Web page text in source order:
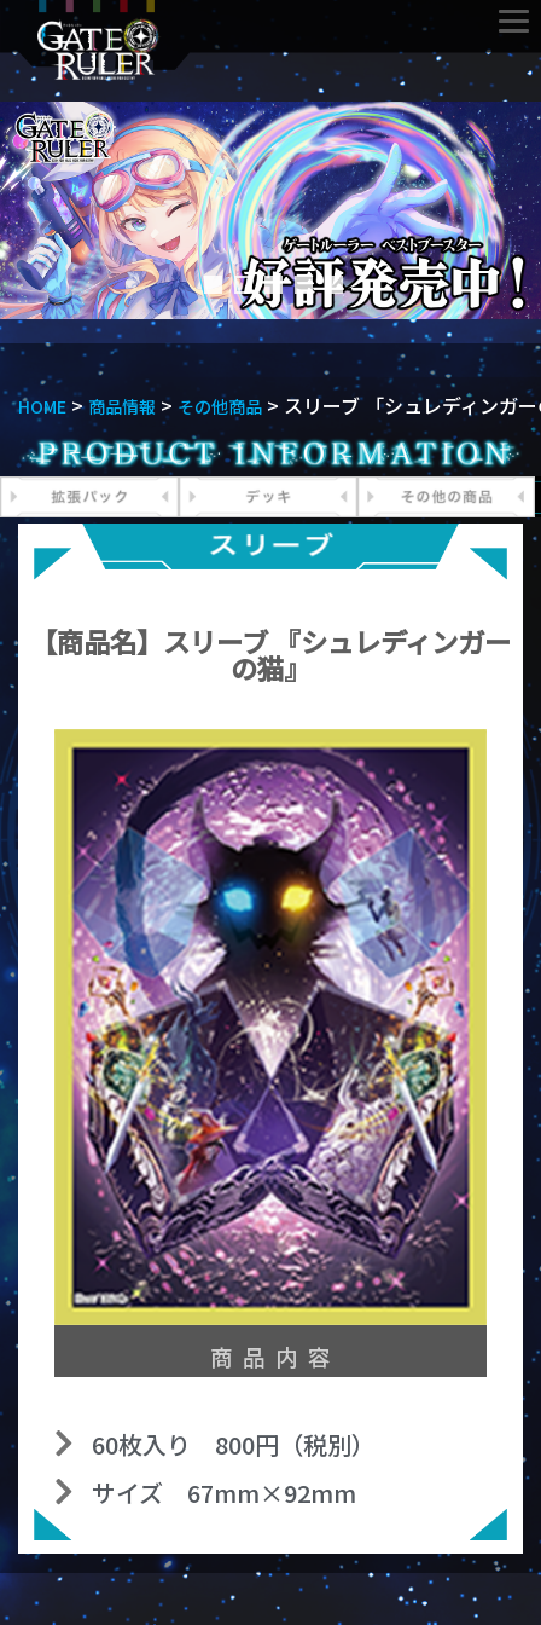
HOME > 商品情報 > その他商品 > スリーブ 「シュレディンガ
【商品名】スリーブ 『シュレディンガー
の猫』
商 品 内 容
60枚入り 800円（税別）
サイズ 67mm×92mm